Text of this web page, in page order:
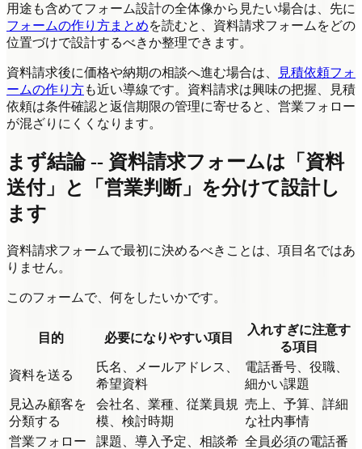
用途も含めてフォーム設計の全体像から見たい場合は、先に
フォームの作り方まとめを読むと、資料請求フォームをどの
位置づけで設計するべきか整理できます。
資料請求後に価格や納期の相談へ進む場合は、
見積依頼フォ
ームの作り方も近い導線です。資料請求は興味の把握、見積
依頼は条件確認と返信期限の管理に寄せると、営業フォロー
が混ざりにくくなります。
まず結論 -- 資料請求フォームは「資料
送付」と「営業判断」を分けて設計し
ます
資料請求フォームで最初に決めるべきことは、項目名ではあ
りません。
このフォームで、何をしたいかです。
目的 必要になりやすい項目
入れすぎに注意す
る項目
資料を送る
氏名、メールアドレス、
希望資料
電話番号、役職、
細かい課題
見込み顧客を
分類する
会社名、業種、従業員規
模、検討時期
売上、予算、詳細
な社内事情
営業フォロー
課題、導入予定、相談希 全員必須の電話番